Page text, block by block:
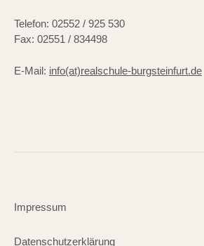
Telefon: 02552 / 925 530
Fax: 02551 / 834498
E-Mail: info(at)realschule-burgsteinfurt.de
Impressum
Datenschutzerklärung